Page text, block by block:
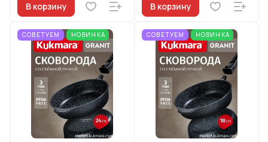
В корзину В корзину
СОВЕТУЕМ НОВИНКА СОВЕТУЕМ НОВИНКА